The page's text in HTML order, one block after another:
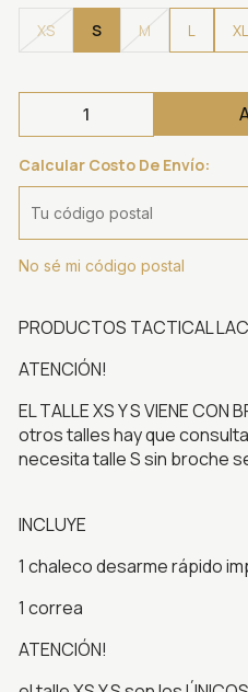
XS S M L XL
Calcular Costo De Envío:
No sé mi código postal
PRODUCTOS TACTICAL
ATENCIÓN!
EL TALLE XS Y S VIENE
otros talles hay que
necesita talle S sin broche
INCLUYE
1 chaleco desarme rápido
1 correa
ATENCIÓN!